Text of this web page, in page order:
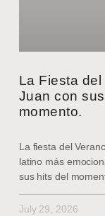
La Fiesta
Juan con
momento.
La fiesta del
latino más
sus hits del
July 29, 2026